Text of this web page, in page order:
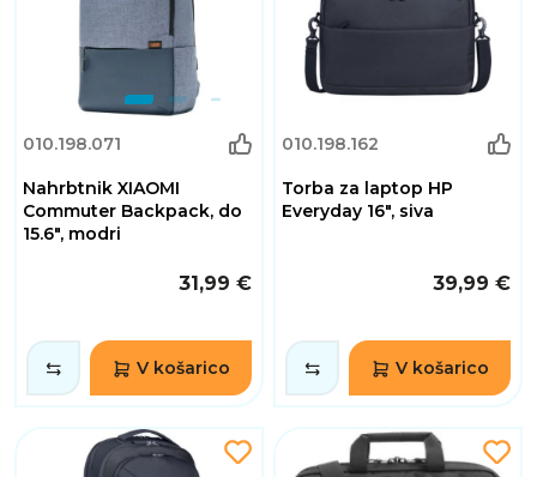
010.198.071
Nahrbtnik XIAOMI
Commuter Backpack, do
15.6", modri
31,99 €
V košarico
010.198.162
Torba za laptop HP
Everyday 16", siva
39,99 €
V košarico